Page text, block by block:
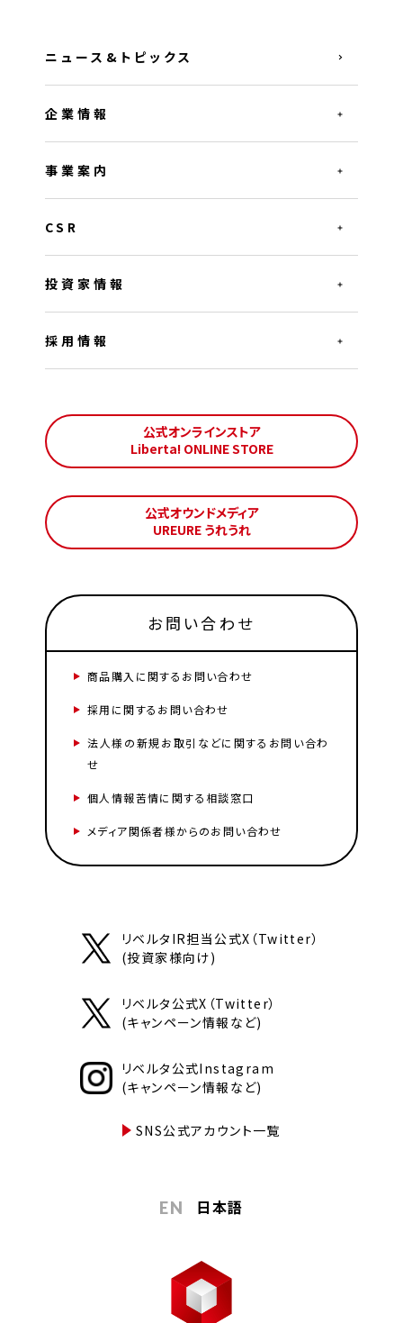
ニュース&トピックス
企業情報
事業案内
CSR
投資家情報
採用情報
公式オンラインストア
Liberta! ONLINE STORE
公式オウンドメディア
UREURE うれうれ
お問い合わせ
商品購入に関するお問い合わせ
採用に関するお問い合わせ
法人様の新規お取引などに関するお問い合わ
せ
個人情報苦情に関する相談窓口
メディア関係者様からのお問い合わせ
リベルタIR担当公式X（Twitter）
(投資家様向け)
リベルタ公式X（Twitter）
(キャンペーン情報など)
リベルタ公式Instagram
(キャンペーン情報など)
SNS公式アカウント一覧
EN 日本語